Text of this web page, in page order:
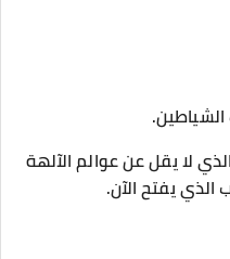
لا يقل عن عوالم الآلهة
الذي يفتح الآن.